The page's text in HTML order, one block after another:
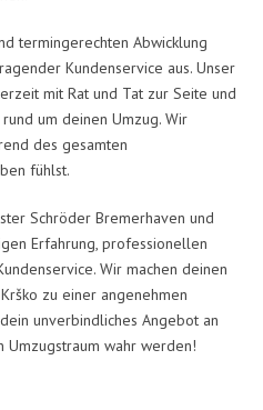
termingerechten Abwicklung
Kundenservice aus. Unser
mit Rat und Tat zur Seite und
um deinen Umzug. Wir
des gesamten
fühlst.
Schröder Bremerhaven und
Erfahrung, professionellen
Wir machen deinen
zu einer angenehmen
unverbindliches Angebot an
Umzugstraum wahr werden!